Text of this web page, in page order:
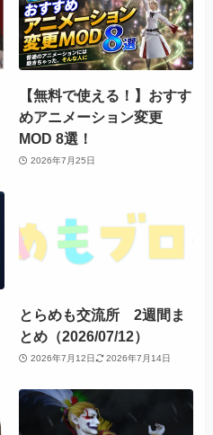
【無料で使える！】おすす
めアニメーション変更
MOD 8選！
2026年7月25日
とらめも交流所 2週間ま
とめ（2026/07/12）
2026年7月12日 2026年7月14日